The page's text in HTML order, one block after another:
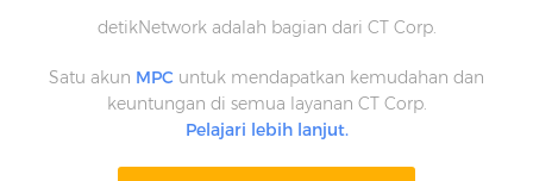
detikNetwork adalah bagian dari CT Corp.
Satu akun MPC untuk mendapatkan kemudahan dan
keuntungan di semua layanan CT Corp.
Pelajari lebih lanjut.